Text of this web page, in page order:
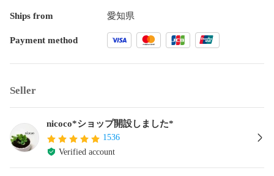
Ships from 愛知県
Payment method
Seller
nicoco*ショップ開設しました*
1536
Verified account